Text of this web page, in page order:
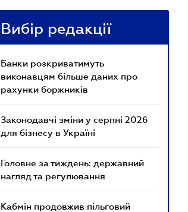
Вибір редакції
Банки розкриватимуть
виконавцям більше даних про
рахунки боржників
Законодавчі зміни у серпні 2026
для бізнесу в Україні
Головне за тиждень: державний
нагляд та регулювання
Кабмін продовжив пільговий